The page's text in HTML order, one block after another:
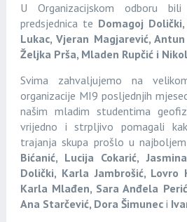
U Organizacijskom odboru
predsjednica te Domagoj
Lukac, Vjeran Magjarević,
Željka Prša, Mladen Rupčić i
Svima zahvaljujemo na
organizacije MI9 posljednjih
našim mladim studentima
vrijedno i strpljivo pomagali
trajanja skupa prošlo u
Bićanić, Lucija Cokarić,
Dolički, Karla Jambrošić,
Karla Mlađen, Sara Anđela
Ana Starčević, Dora Šimuneci